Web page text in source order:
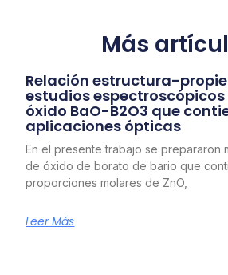
Más
Relación estructura-
estudios
óxido BaO-B2O3 que
aplicaciones ópticas
En el presente trabajo se prepararon
de óxido de borato de bario que
proporciones molares de ZnO,
Leer Más